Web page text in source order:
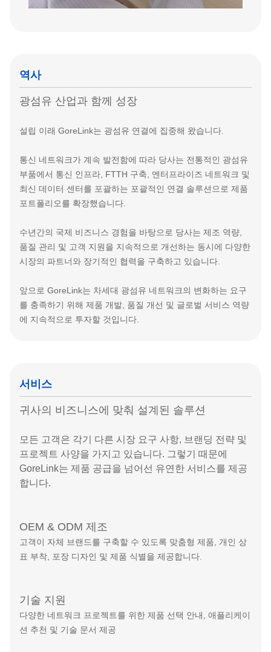
역사
광섬유 산업과 함께 성장
설립 이래 GoreLink는 광섬유 연결에 집중해 왔습니다.
통신 네트워크가 계속 발전함에 따라 당사는 전통적인 광섬유
부품에서 통신 인프라, FTTH 구축, 엔터프라이즈 네트워크 및
최신 데이터 센터를 포괄하는 포괄적인 연결 솔루션으로 제품
포트폴리오를 확장했습니다.
수년간의 국제 비즈니스 경험을 바탕으로 당사는 제조 역량,
품질 관리 및 고객 지원을 지속적으로 개선하는 동시에 다양한
시장의 파트너와 장기적인 협력을 구축하고 있습니다.
앞으로 GoreLink는 차세대 광섬유 네트워크의 변화하는 요구
를 충족하기 위해 제품 개발, 품질 개선 및 글로벌 서비스 역량
에 지속적으로 투자할 것입니다.
서비스
귀사의 비즈니스에 맞춰 설계된 솔루션
모든 고객은 각기 다른 시장 요구 사항, 브랜딩 전략 및
프로젝트 사양을 가지고 있습니다. 그렇기 때문에
GoreLink는 제품 공급을 넘어선 유연한 서비스를 제공
합니다.
OEM & ODM 제조
고객이 자체 브랜드를 구축할 수 있도록 맞춤형 제품, 개인 상
표 부착, 포장 디자인 및 제품 식별을 제공합니다.
기술 지원
다양한 네트워크 프로젝트를 위한 제품 선택 안내, 애플리케이
션 추천 및 기술 문서 제공